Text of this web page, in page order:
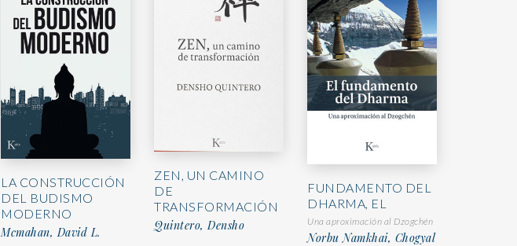
LA CONSTRUCCIÓN
DEL BUDISMO
MODERNO
Mcmahan, David L.
ZEN, UN CAMINO
DE
TRANSFORMACIÓN
Quintero, Densho
FUNDAMENTO DEL
DHARMA, EL
Una aproximación al Dzogchén
Norbu Namkhai, Chogyal